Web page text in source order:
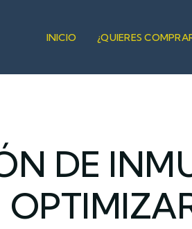
INICIO ¿QUIERES
DE